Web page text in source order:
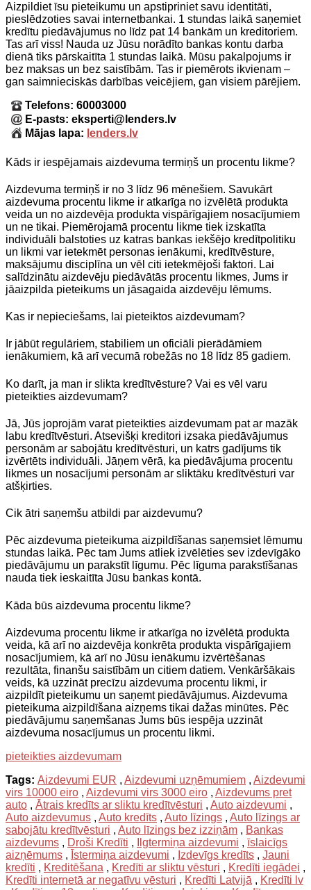
Aizpildiet īsu pieteikumu un apstipriniet savu identitāti,
pieslēdzoties savai internetbankai. 1 stundas laikā saņemiet
kredītu piedāvājumus no līdz pat 14 bankām un kreditoriem.
Tas arī viss! Nauda uz Jūsu norādīto bankas kontu darba
dienā tiks pārskaitīta 1 stundas laikā. Mūsu pakalpojums ir
bez maksas un bez saistībām. Tas ir piemērots ikvienam –
gan saimnieciskās darbības veicējiem, gan visiem pārējiem.
Telefons: 60003000
E-pasts: eksperti@lenders.lv
Mājas lapa: lenders.lv
Kāds ir iespējamais aizdevuma termiņš un procentu likme?
Aizdevuma termiņš ir no 3 līdz 96 mēnešiem. Savukārt
aizdevuma procentu likme ir atkarīga no izvēlētā produkta
veida un no aizdevēja produkta vispārīgajiem nosacījumiem
un ne tikai. Piemērojamā procentu likme tiek izskatīta
individuāli balstoties uz katras bankas iekšējo kredītpolitiku
un likmi var ietekmēt personas ienākumi, kredītvēsture,
maksājumu disciplīna un vēl citi ietekmējoši faktori. Lai
salīdzinātu aizdevēju piedāvātās procentu likmes, Jums ir
jāaizpilda pieteikums un jāsagaida aizdevēju lēmums.
Kas ir nepieciešams, lai pieteiktos aizdevumam?
Ir jābūt regulāriem, stabiliem un oficiāli pierādāmiem
ienākumiem, kā arī vecumā robežās no 18 līdz 85 gadiem.
Ko darīt, ja man ir slikta kredītvēsture? Vai es vēl varu
pieteikties aizdevumam?
Jā, Jūs joprojām varat pieteikties aizdevumam pat ar mazāk
labu kredītvēsturi. Atsevišķi kreditori izsaka piedāvājumus
personām ar sabojātu kredītvēsturi, un katrs gadījums tik
izvērtēts individuāli. Jāņem vērā, ka piedāvājuma procentu
likmes un nosacījumi personām ar sliktāku kredītvēsturi var
atšķirties.
Cik ātri saņemšu atbildi par aizdevumu?
Pēc aizdevuma pieteikuma aizpildīšanas saņemsiet lēmumu
stundas laikā. Pēc tam Jums atliek izvēlēties sev izdevīgāko
piedāvājumu un parakstīt līgumu. Pēc līguma parakstīšanas
nauda tiek ieskaitīta Jūsu bankas kontā.
Kāda būs aizdevuma procentu likme?
Aizdevuma procentu likme ir atkarīga no izvēlētā produkta
veida, kā arī no aizdevēja konkrēta produkta vispārīgajiem
nosacījumiem, kā arī no Jūsu ienākumu izvērtēšanas
rezultāta, finanšu saistībām un citiem datiem. Venkāršākais
veids, kā uzzināt precīzu aizdevuma procentu likmi, ir
aizpildīt pieteikumu un saņemt piedāvājumus. Aizdevuma
pieteikuma aizpildīšana aizņems tikai dažas minūtes. Pēc
piedāvājumu saņemšanas Jums būs iespēja uzzināt
aizdevuma nosacījumus un procentu likmi.
pieteikties aizdevumam
Tags: Aizdevumi EUR , Aizdevumi uzņēmumiem , Aizdevumi
virs 10000 eiro , Aizdevumi virs 3000 eiro , Aizdevums pret
auto , Ātrais kredīts ar sliktu kredītvēsturi , Auto aizdevumi ,
Auto aizdevumus , Auto kredīts , Auto līzings , Auto līzings ar
sabojātu kredītvēsturi , Auto līzings bez izziņām , Bankas
aizdevums , Droši Kredīti , Ilgtermiņa aizdevumi , īslaicīgs
aizņēmums , Īstermiņa aizdevumi , Izdevīgs kredīts , Jauni
kredīti , Kreditēšana , Kredīti ar sliktu vēsturi , Kredīti iegādei ,
Kredīti internetā ar negatīvu vēsturi , Kredīti Latvijā , Kredīti lv